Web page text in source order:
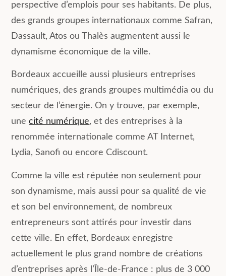
perspective d’emplois pour ses habitants. De plus,
des grands groupes internationaux comme Safran,
Dassault, Atos ou Thalès augmentent aussi le
dynamisme économique de la ville.
Bordeaux accueille aussi plusieurs entreprises
numériques, des grands groupes multimédia ou du
secteur de l’énergie. On y trouve, par exemple,
unecité numérique, et des entreprises à la
renommée internationale comme AT Internet,
Lydia, Sanofi ou encore Cdiscount.
Comme la ville est réputée non seulement pour
son dynamisme, mais aussi pour sa qualité de vie
et son bel environnement, de nombreux
entrepreneurs sont attirés pour investir dans
cette ville. En effet, Bordeaux enregistre
actuellement le plus grand nombre de créations
d’entreprises après l’Île-de-France : plus de 3 000